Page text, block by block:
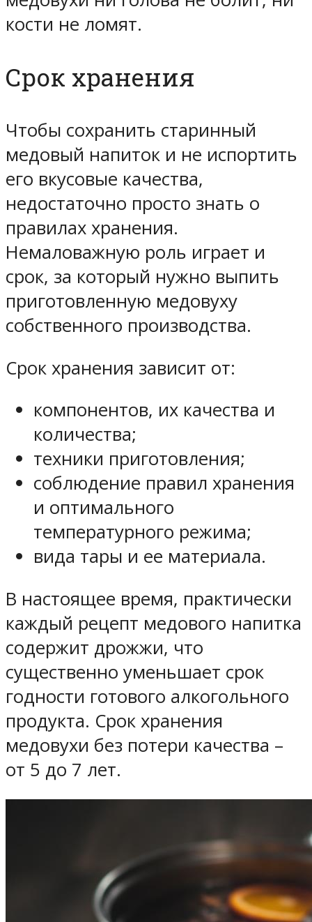
кости не ломят.
Срок хранения
Чтобы сохранить старинный
медовый напиток и не испортить
его вкусовые качества,
недостаточно просто знать о
правилах хранения.
Немаловажную роль играет и
срок, за который нужно выпить
приготовленную медовуху
собственного производства.
Срок хранения зависит от:
компонентов, их качества и
количества;
техники приготовления;
соблюдение правил хранения
и оптимального
температурного режима;
вида тары и ее материала.
В настоящее время, практически
каждый рецепт медового напитка
содержит дрожжи, что
существенно уменьшает срок
годности готового алкогольного
продукта. Срок хранения
медовухи без потери качества –
от 5 до 7 лет.